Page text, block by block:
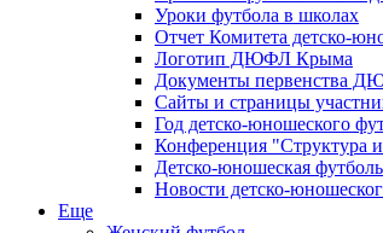
Уроки футбола в школах
Отчет Комитета детско-
Логотип ДЮФЛ Крыма
Документы первенства
Сайты и страницы
Год детско-юношеского
Конференция "Структура
Детско-юношеская
Новости детско-
Еще